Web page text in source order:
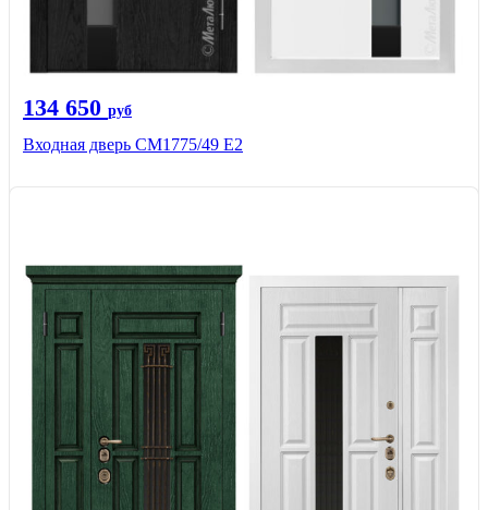
134 650 руб
Входная дверь СМ1775/49 Е2